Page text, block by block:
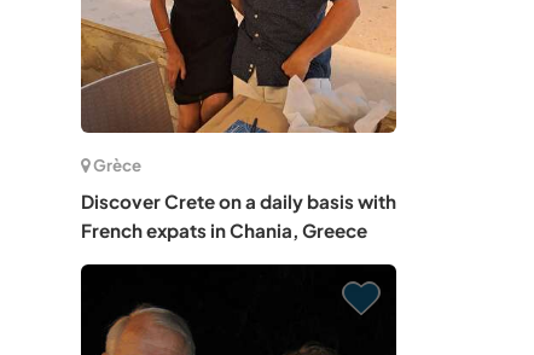
Grèce
Discover Crete on a daily basis with
French expats in Chania, Greece